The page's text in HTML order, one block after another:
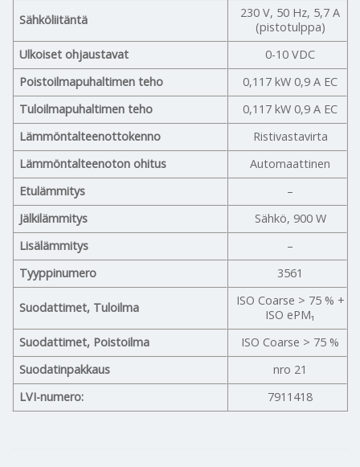
Sähköliitäntä
230 V, 50 Hz, 5,7 A
(pistotulppa)
Ulkoiset ohjaustavat
0-10 VDC
Poistoilmapuhaltimen teho
0,117 kW 0,9 A EC
Tuloilmapuhaltimen teho
0,117 kW 0,9 A EC
Lämmöntalteenottokenno
Ristivastavirta
Lämmöntalteenoton ohitus
Automaattinen
Etulämmitys
–
Jälkilämmitys
Sähkö, 900 W
Lisälämmitys
–
Tyyppinumero
3561
Suodattimet, Tuloilma
ISO Coarse > 75 % +
ISO ePM₁
Suodattimet, Poistoilma
ISO Coarse > 75 %
Suodatinpakkaus
nro 21
LVI-numero:
7911418